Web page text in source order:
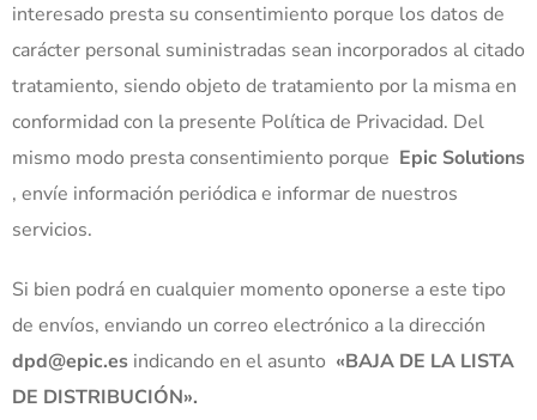
interesado presta su consentimiento porque los datos de
carácter personal suministradas sean incorporados al citado
tratamiento, siendo objeto de tratamiento por la misma en
conformidad con la presente Política de Privacidad. Del
mismo modo presta consentimiento porque Epic Solutions
, envíe información periódica e informar de nuestros
servicios.
Si bien podrá en cualquier momento oponerse a este tipo
de envíos, enviando un correo electrónico a la dirección
dpd@epic.es indicando en el asunto «BAJA DE LA LISTA
DE DISTRIBUCIÓN».